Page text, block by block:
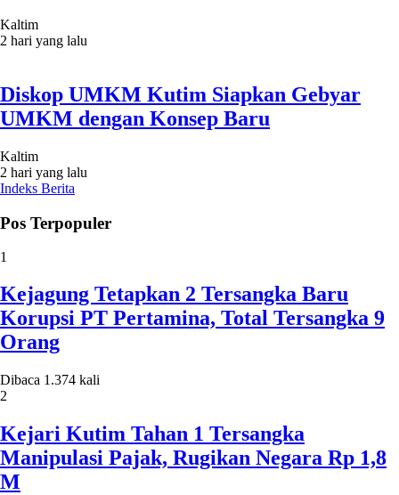
Kaltim
2 hari yang lalu
Diskop UMKM Kutim Siapkan Gebyar
UMKM dengan Konsep Baru
Kaltim
2 hari yang lalu
Indeks Berita
Pos Terpopuler
1
Kejagung Tetapkan 2 Tersangka Baru
Korupsi PT Pertamina, Total Tersangka 9
Orang
Dibaca 1.374 kali
2
Kejari Kutim Tahan 1 Tersangka
Manipulasi Pajak, Rugikan Negara Rp 1,8
M